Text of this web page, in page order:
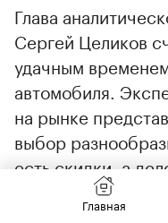
00:00
Глава
Сергей Целиков
удачным
автомобиля.
на рынке
выбор
есть скидки, а
остается низкой.
Главная